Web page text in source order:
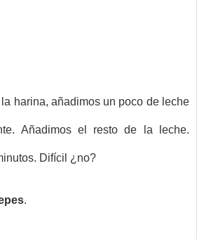
harina, añadimos un poco de leche
Añadimos el resto de la leche.
Difícil ¿no?
.